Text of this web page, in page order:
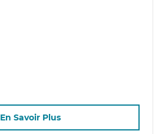
En Savoir Plus